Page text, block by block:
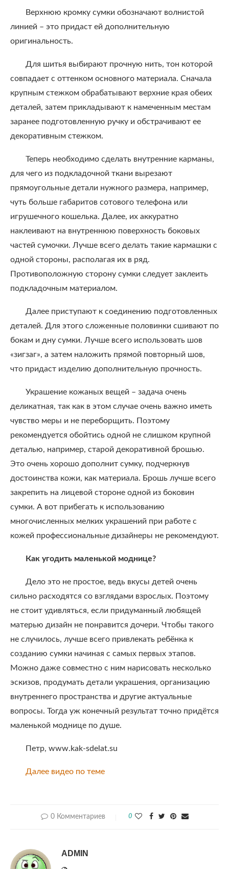
Верхнюю кромку сумки обозначают волнистой
линией – это придаст ей дополнительную
оригинальность.
Для шитья выбирают прочную нить, тон которой
совпадает с оттенком основного материала. Сначала
крупным стежком обрабатывают верхние края обеих
деталей, затем прикладывают к намеченным местам
заранее подготовленную ручку и обстрачивают ее
декоративным стежком.
Теперь необходимо сделать внутренние карманы,
для чего из подкладочной ткани вырезают
прямоугольные детали нужного размера, например,
чуть больше габаритов сотового телефона или
игрушечного кошелька. Далее, их аккуратно
наклеивают на внутреннюю поверхность боковых
частей сумочки. Лучше всего делать такие кармашки с
одной стороны, располагая их в ряд.
Противоположную сторону сумки следует заклеить
подкладочным материалом.
Далее приступают к соединению подготовленных
деталей. Для этого сложенные половинки сшивают по
бокам и дну сумки. Лучше всего использовать шов
«зигзаг», а затем наложить прямой повторный шов,
что придаст изделию дополнительную прочность.
Украшение кожаных вещей – задача очень
деликатная, так как в этом случае очень важно иметь
чувство меры и не переборщить. Поэтому
рекомендуется обойтись одной не слишком крупной
деталью, например, старой декоративной брошью.
Это очень хорошо дополнит сумку, подчеркнув
достоинства кожи, как материала. Брошь лучше всего
закрепить на лицевой стороне одной из боковин
сумки. А вот прибегать к использованию
многочисленных мелких украшений при работе с
кожей профессиональные дизайнеры не рекомендуют.
Как угодить маленькой моднице?
Дело это не простое, ведь вкусы детей очень
сильно расходятся со взглядами взрослых. Поэтому
не стоит удивляться, если придуманный любящей
матерью дизайн не понравится дочери. Чтобы такого
не случилось, лучше всего привлекать ребёнка к
созданию сумки начиная с самых первых этапов.
Можно даже совместно с ним нарисовать несколько
эскизов, продумать детали украшения, организацию
внутреннего пространства и другие актуальные
вопросы. Тогда уж конечный результат точно придётся
маленькой моднице по душе.
Петр, www.kak-sdelat.su
Далее видео по теме
0 Комментариев 0
ADMIN